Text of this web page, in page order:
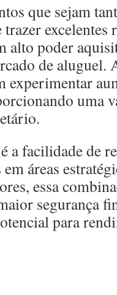
que sejam
excelentes
alto poder
de aluguel.
experimentar
uma
facilidade de
áreas
essa
segurança
para